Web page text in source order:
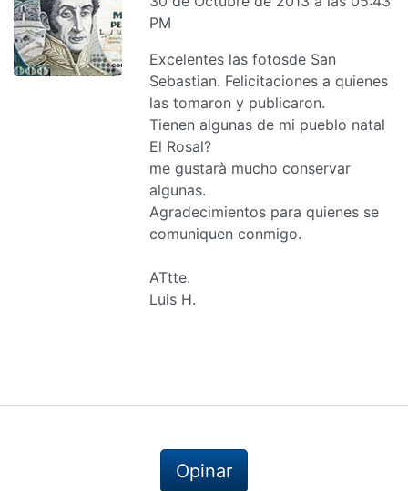
PM
Excelentes las fotosde San
Sebastian. Felicitaciones a quienes
las tomaron y publicaron.
Tienen algunas de mi pueblo natal
El Rosal?
me gustarà mucho conservar
algunas.
Agradecimientos para quienes se
comuniquen conmigo.
ATtte.
Luis H.
Opinar